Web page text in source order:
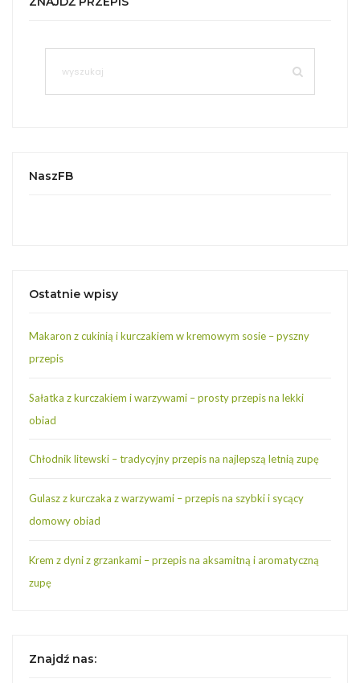
NaszFB
Ostatnie wpisy
Makaron z cukinią i kurczakiem w kremowym sosie – pyszny
przepis
Sałatka z kurczakiem i warzywami – prosty przepis na lekki
obiad
Chłodnik litewski – tradycyjny przepis na najlepszą letnią zupę
Gulasz z kurczaka z warzywami – przepis na szybki i sycący
domowy obiad
Krem z dyni z grzankami – przepis na aksamitną i aromatyczną
zupę
Znajdź nas: